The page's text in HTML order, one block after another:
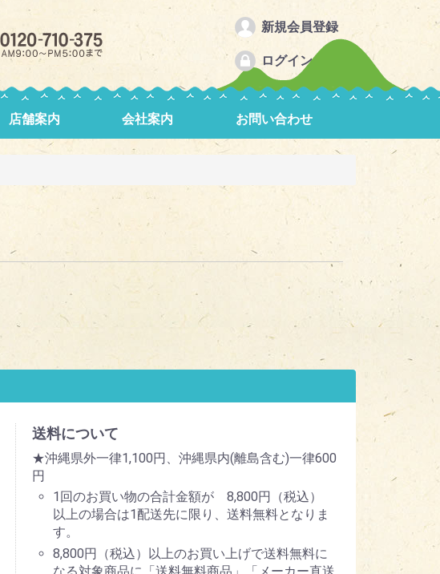
新規会員登録
ログイン
店舗案内 会社案内 お問い合わせ
送料について
★沖縄県外一律1,100円、沖縄県内(離島含む)一律600
円
1回のお買い物の合計金額が 8,800円（税込）
以上の場合は1配送先に限り、送料無料となりま
す。
8,800円（税込）以上のお買い上げで送料無料に